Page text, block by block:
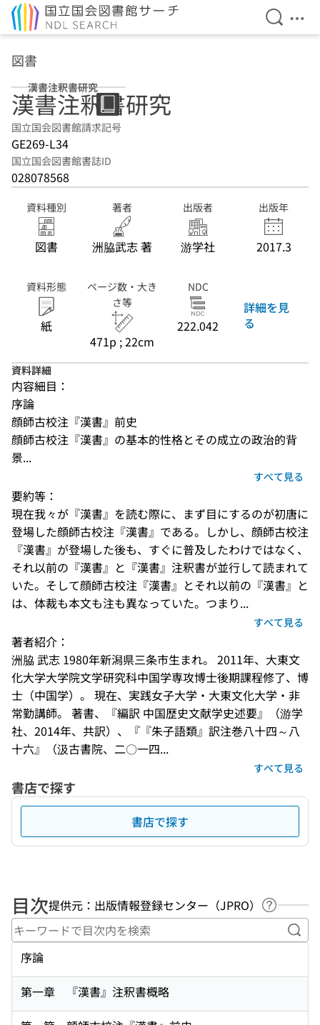
検索を
メ
図書
漢書注釈書研究
漢書注釈書研究
国立国会図書館請求記号
GE269-L34
国立国会図書館書誌ID
028078568
資料種別
図書
著者
洲脇武志 著
出版者
游学社
出版年
2017.3
資料形態
紙
ページ数・大き
さ等
471p ; 22cm
NDC
222.042
詳細を見
る
資料詳細
内容細目：
序論
顔師古校注『漢書』前史
顔師古校注『漢書』の基本的性格とその成立の政治的背
景...
すべて見る
要約等：
現在我々が『漢書』を読む際に、まず目にするのが初唐に
登場した顔師古校注『漢書』である。しかし、顔師古校注
『漢書』が登場した後も、すぐに普及したわけではなく、
それ以前の『漢書』と『漢書』注釈書が並行して読まれて
いた。そして顔師古校注『漢書』とそれ以前の『漢書』と
は、体裁も本文も注も異なっていた。つまり...
すべて見る
著者紹介：
洲脇 武志 1980年新潟県三条市生まれ。 2011年、大東文
化大学大学院文学研究科中国学専攻博士後期課程修了、博
士（中国学）。 現在、実践女子大学・大東文化大学・非
常勤講師。 著書、『編訳 中国歴史文献学史述要』（游学
社、2014年、共訳）、『『朱子語類』訳注巻八十四～八
十六』（汲古書院、二〇一四...
すべて見る
書店で探す
書店で探す
目次提供元：出版情報登録センター（JPRO）
ヘルプペ
キ
序論
第一章 『漢書』注釈書概略